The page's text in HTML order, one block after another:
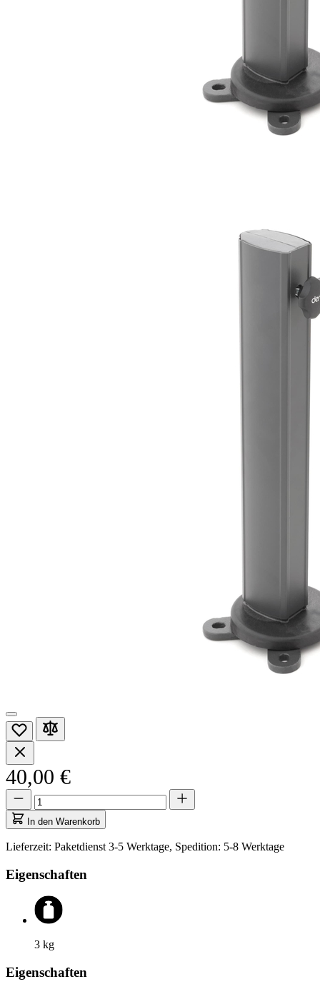
40,00 €
Menge
aktualisiert
auf
1
Menge
In den Warenkorb
Lieferzeit: Paketdienst 3-5 Werktage, Spedition: 5-8 Werktage
Eigenschaften
3 kg
Eigenschaften